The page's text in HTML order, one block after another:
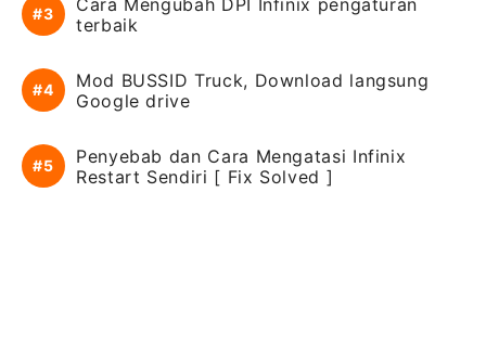
terbaik
Mod BUSSID Truck, Download langsung
Google drive
Penyebab dan Cara Mengatasi Infinix
Restart Sendiri [ Fix Solved ]